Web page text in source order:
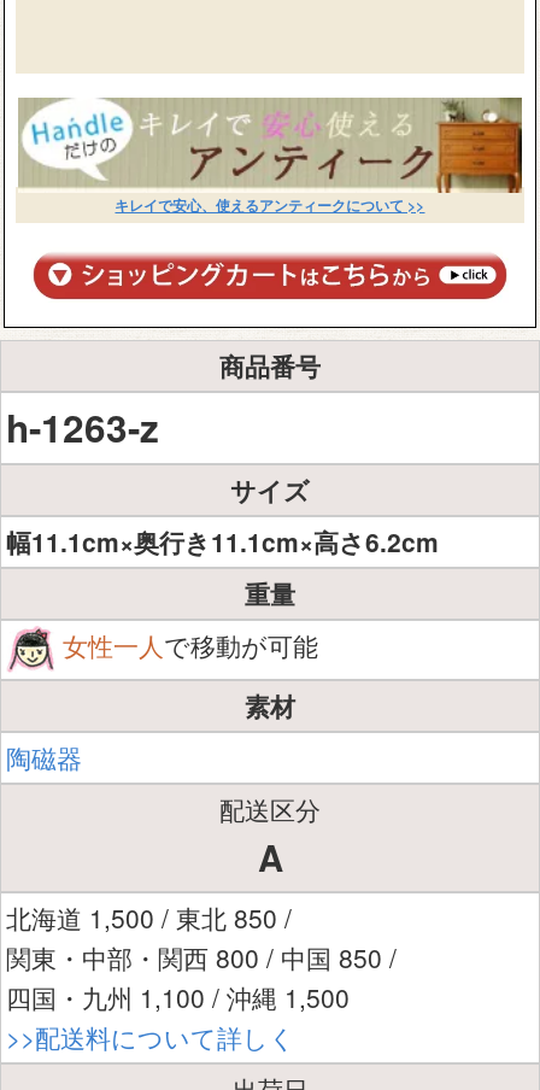
キレイで安心、使えるアンティークについて >>
商品番号
h-1263-z
サイズ
幅11.1cm×奥行き11.1cm×高さ6.2cm
重量
女性一人で移動が可能
素材
陶磁器
配送区分
A
北海道 1,500 / 東北 850 /
関東・中部・関西 800 / 中国 850 /
四国・九州 1,100 / 沖縄 1,500
>>配送料について詳しく